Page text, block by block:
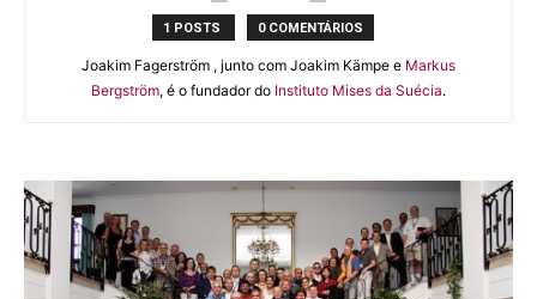
1 POSTS 0 COMENTÁRIOS
Joakim Fagerström , junto com Joakim Kämpe e Markus
Bergström, é o fundador do Instituto Mises da Suécia.